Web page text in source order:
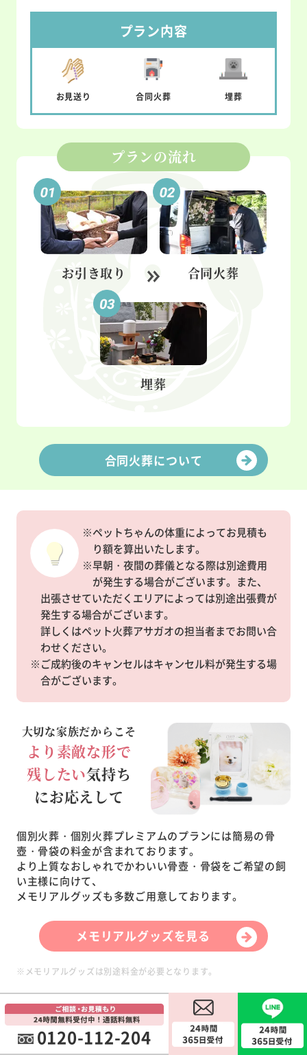
プラン内容
お見送り 合同火葬 埋葬
プランの流れ
お引き取り 合同火葬
埋葬
合同火葬について
※ペットちゃんの体重によってお見積も
り額を算出いたします。
※早朝・夜間の葬儀となる際は別途費用
が発生する場合がございます。また、
出張させていただくエリアによっては別途出張費が
発生する場合がございます。
詳しくはペット火葬アサガオの担当者までお問い合
わせください。
※ご成約後のキャンセルはキャンセル料が発生する場
合がございます。
大切な家族だからこそ
より素敵な形で
残したい気持ち
にお応えして
個別火葬・個別火葬プレミアムのプランには簡易の骨
壺・骨袋の料金が含まれております。
より上質なおしゃれでかわいい骨壺・骨袋をご希望の飼
い主様に向けて、
メモリアルグッズも多数ご用意しております。
メモリアルグッズを見る
※メモリアルグッズは別途料金が必要となります。
各種クレジットカードご利用できます
0120-112-204